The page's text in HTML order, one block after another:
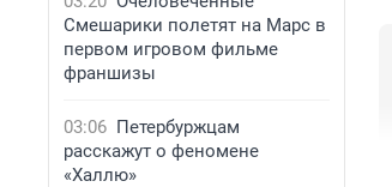
Смешарики полетят на Марс в
первом игровом фильме
франшизы
03:06 Петербуржцам
расскажут о феномене
«Халлю»